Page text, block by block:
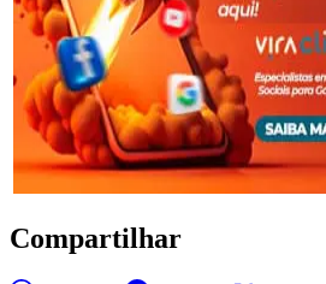
Compartilhar